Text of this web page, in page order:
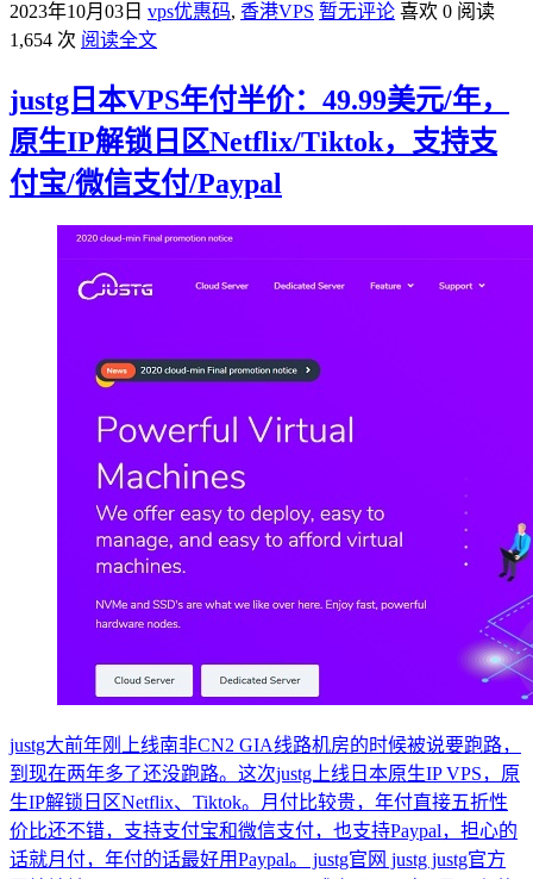
2023年10月03日 vps优惠码, 香港VPS 暂无评论 喜欢 0 阅读
1,654 次 阅读全文
justg日本VPS年付半价：49.99美元/年，
原生IP解锁日区Netflix/Tiktok，支持支
付宝/微信支付/Paypal
justg大前年刚上线南非CN2 GIA线路机房的时候被说要跑路，
到现在两年多了还没跑路。这次justg上线日本原生IP VPS，原
生IP解锁日区Netflix、Tiktok。月付比较贵，年付直接五折性
价比还不错，支持支付宝和微信支付，也支持Paypal，担心的
话就月付，年付的话最好用Paypal。 justg官网 justg justg官方